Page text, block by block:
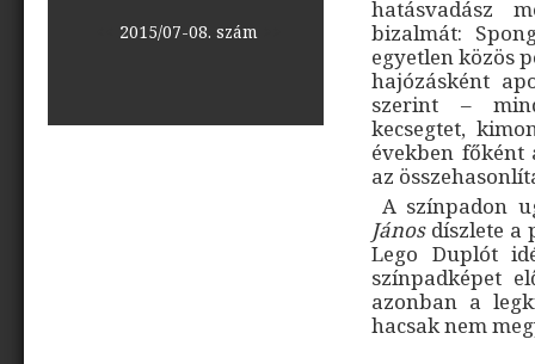
2015/07-08. szám>>
hatásvadász
bizalmát:
egyetlen közös
hajózásként
szerint –
kecsegtet,
években főként
az
A színpadon
Jánosdíszlete a
Lego Duplót
színpadképet
azonban a
hacsak nem